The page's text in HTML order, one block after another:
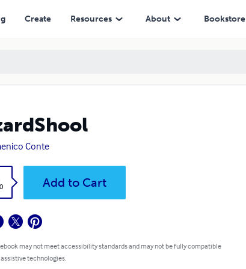
Create Resources About Bookstore
Conte
Add to Cart
may not meet accessibility standards and may not be fully compatible
technologies.